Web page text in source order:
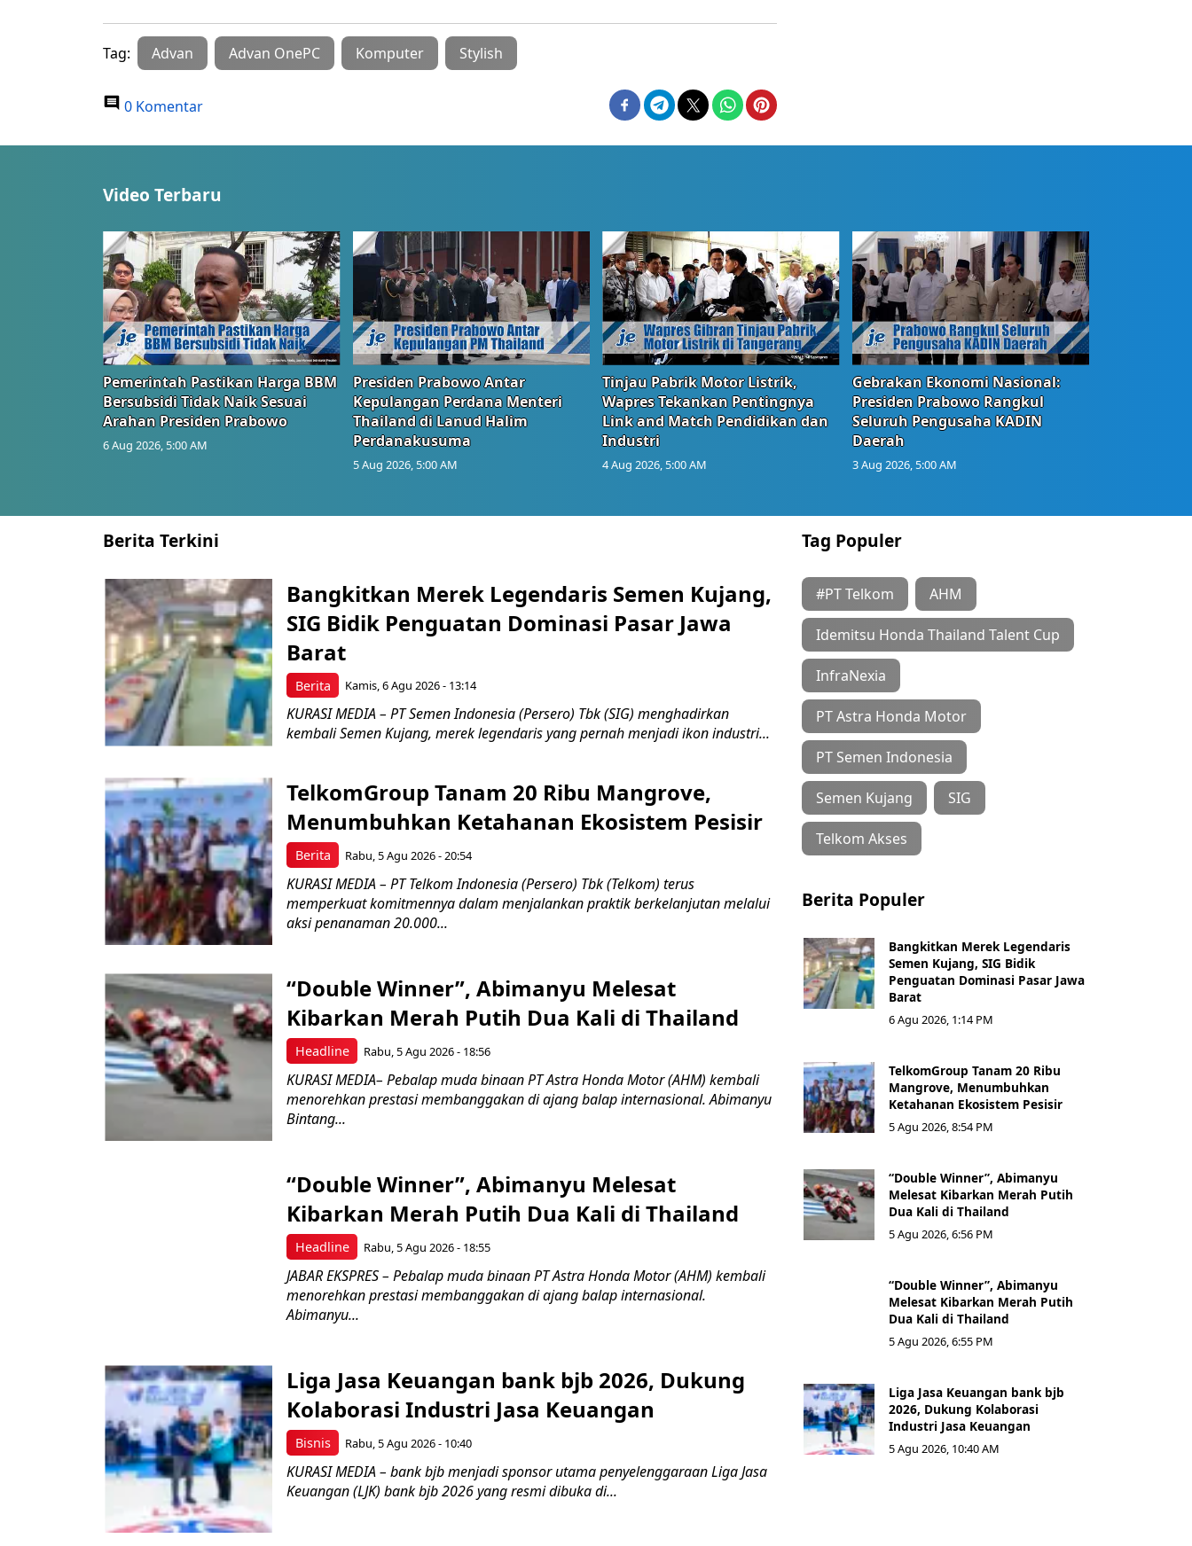
Tag: Advan Advan OnePC Komputer Stylish
0 Komentar
Video Terbaru
Pemerintah Pastikan Harga BBM
Bersubsidi Tidak Naik Sesuai
Arahan Presiden Prabowo
6 Aug 2026, 5:00 AM
Presiden Prabowo Antar
Kepulangan Perdana Menteri
Thailand di Lanud Halim
Perdanakusuma
5 Aug 2026, 5:00 AM
Tinjau Pabrik Motor Listrik,
Wapres Tekankan Pentingnya
Link and Match Pendidikan dan
Industri
4 Aug 2026, 5:00 AM
Gebrakan Ekonomi Nasional:
Presiden Prabowo Rangkul
Seluruh Pengusaha KADIN
Daerah
3 Aug 2026, 5:00 AM
Berita Terkini
Berita
Bangkitkan Merek Legendaris Semen Kujang,
SIG Bidik Penguatan Dominasi Pasar Jawa
Barat
Kamis, 6 Agu 2026 - 13:14
KURASI MEDIA – PT Semen Indonesia (Persero) Tbk (SIG) menghadirkan
kembali Semen Kujang, merek legendaris yang pernah menjadi ikon industri...
Berita
TelkomGroup Tanam 20 Ribu Mangrove,
Menumbuhkan Ketahanan Ekosistem Pesisir
Rabu, 5 Agu 2026 - 20:54
KURASI MEDIA – PT Telkom Indonesia (Persero) Tbk (Telkom) terus
memperkuat komitmennya dalam menjalankan praktik berkelanjutan melalui
aksi penanaman 20.000...
Headline
“Double Winner”, Abimanyu Melesat
Kibarkan Merah Putih Dua Kali di Thailand
Rabu, 5 Agu 2026 - 18:56
KURASI MEDIA– Pebalap muda binaan PT Astra Honda Motor (AHM) kembali
menorehkan prestasi membanggakan di ajang balap internasional. Abimanyu
Bintang...
Headline
“Double Winner”, Abimanyu Melesat
Kibarkan Merah Putih Dua Kali di Thailand
Rabu, 5 Agu 2026 - 18:55
JABAR EKSPRES – Pebalap muda binaan PT Astra Honda Motor (AHM) kembali
menorehkan prestasi membanggakan di ajang balap internasional.
Abimanyu...
Bisnis
Liga Jasa Keuangan bank bjb 2026, Dukung
Kolaborasi Industri Jasa Keuangan
Rabu, 5 Agu 2026 - 10:40
KURASI MEDIA – bank bjb menjadi sponsor utama penyelenggaraan Liga Jasa
Keuangan (LJK) bank bjb 2026 yang resmi dibuka di...
Tag Populer
#PT Telkom AHM
Idemitsu Honda Thailand Talent Cup
InfraNexia
PT Astra Honda Motor
PT Semen Indonesia
Semen Kujang SIG
Telkom Akses
Berita Populer
Bangkitkan Merek Legendaris
Semen Kujang, SIG Bidik
Penguatan Dominasi Pasar Jawa
Barat
6 Agu 2026, 1:14 PM
TelkomGroup Tanam 20 Ribu
Mangrove, Menumbuhkan
Ketahanan Ekosistem Pesisir
5 Agu 2026, 8:54 PM
“Double Winner”, Abimanyu
Melesat Kibarkan Merah Putih
Dua Kali di Thailand
5 Agu 2026, 6:56 PM
“Double Winner”, Abimanyu
Melesat Kibarkan Merah Putih
Dua Kali di Thailand
5 Agu 2026, 6:55 PM
Liga Jasa Keuangan bank bjb
2026, Dukung Kolaborasi
Industri Jasa Keuangan
5 Agu 2026, 10:40 AM